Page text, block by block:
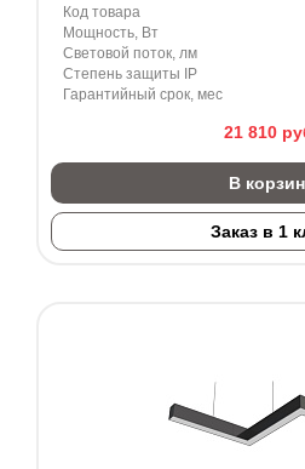
Код товара
Мощность, Вт
Световой поток, лм
Степень защиты IP
Гарантийный срок, мес
21 810
В
Заказ в 1